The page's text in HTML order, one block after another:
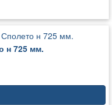
н 725 мм.